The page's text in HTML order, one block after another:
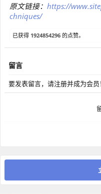
原文链接： https://
chniques/
已获得 1924854296 的点赞。
留言
要发表留言，请注册并成为会员！